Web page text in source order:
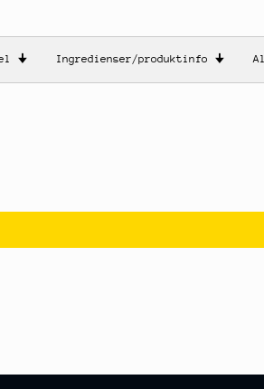
🠋 Ingredienser/produktinfo 🠋